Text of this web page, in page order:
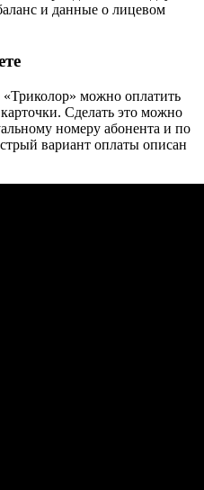
и данные о лицевом
можно оплатить
Сделать это можно
номеру абонента и по
вариант оплаты описан